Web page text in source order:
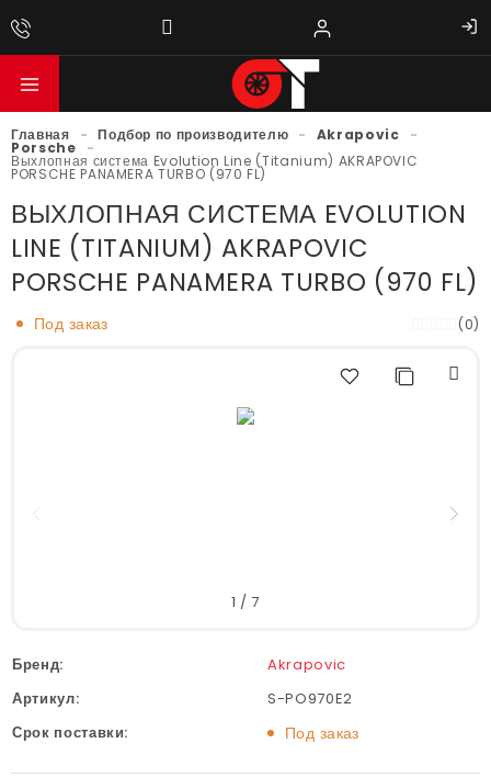
Главная - Подбор по производителю - Akrapovic -
Porsche -
Выхлопная система Evolution Line (Titanium) AKRAPOVIC
PORSCHE PANAMERA TURBO (970 FL)
ВЫХЛОПНАЯ СИСТЕМА EVOLUTION
LINE (TITANIUM) AKRAPOVIC
PORSCHE PANAMERA TURBO (970 FL)
Под заказ (0)
1 /7
Бренд:
Akrapovic
Артикул:
S-PO970E2
Срок поставки:
Под заказ